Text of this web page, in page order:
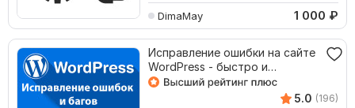
DimaMay 1 000 ₽
Исправление ошибки на сайте
WordPress - быстро и
качественно
5.0 (196)